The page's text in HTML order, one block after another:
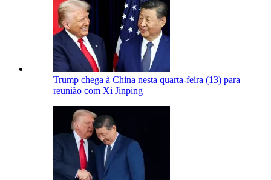
Trump chega à China nesta quarta-feira (13) para
reunião com Xi Jinping